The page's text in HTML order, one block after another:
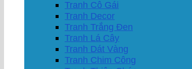
Tranh Cô Gái
Tranh Decor
Tranh Trắng Đen
Tranh Lá Cây
Tranh Dát Vàng
Tranh Chim Công